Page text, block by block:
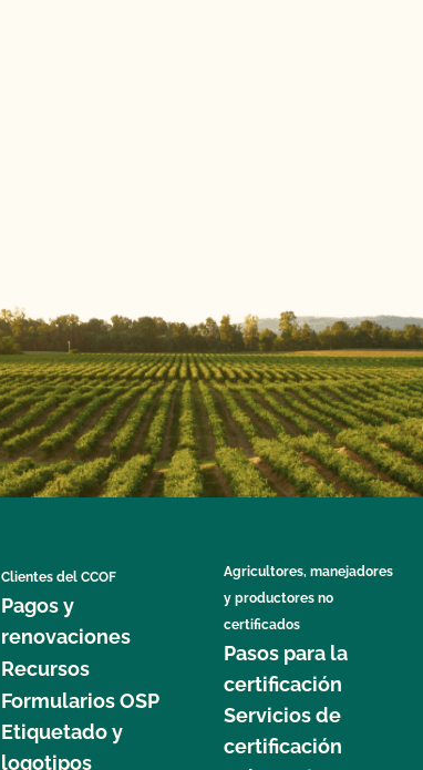
Clientes del CCOF
Pagos y
renovaciones
Recursos
Formularios OSP
Etiquetado y
logotipos
Agricultores, manejadores
y productores no
certificados
Pasos para la
certificación
Servicios de
certificación